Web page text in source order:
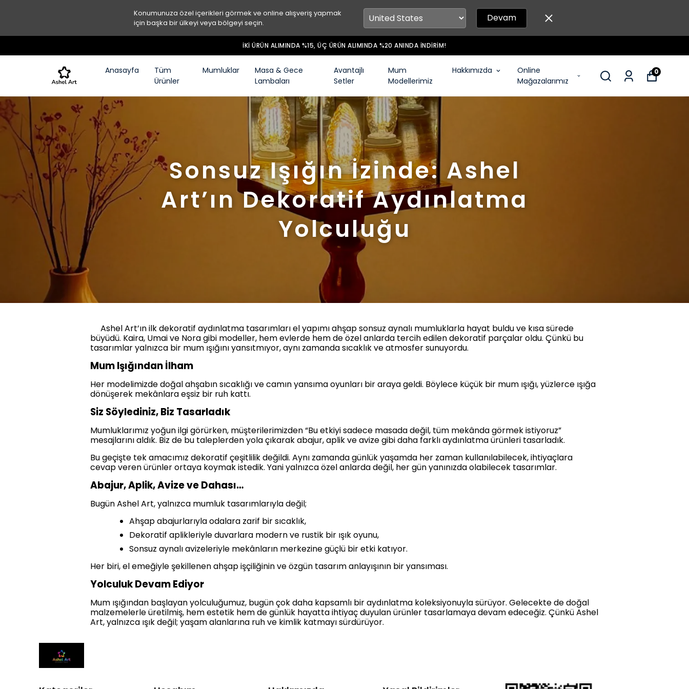
Konumunuza özel içerikleri görmek ve online alışveriş yapmak
için başka bir ülkeyi veya bölgeyi seçin.
Devam
4000TL ÜZERİ SİPARİŞLERİNİZDE UMAİ MUMLUK KOŞULSUZ ŞARTSIZ HEDİYE!
Anasayfa
Tüm
Ürünler
Mumluklar
Masa & Gece
Lambaları
Avantajlı
Setler
Mum
Modellerimiz
Hakkımızda
Online
Mağazalarımız
0
Sonsuz Işığın İzinde: Ashel
Art’ın Dekoratif Aydınlatma
Yolculuğu
Ashel Art’ın ilk dekoratif aydınlatma tasarımları el yapımı ahşap sonsuz aynalı mumluklarla hayat buldu ve kısa sürede
büyüdü. Kaira, Umai ve Nora gibi modeller, hem evlerde hem de özel anlarda tercih edilen dekoratif parçalar oldu. Çünkü bu
tasarımlar yalnızca bir mum ışığını yansıtmıyor, aynı zamanda sıcaklık ve atmosfer sunuyordu.
Mum Işığından İlham
Her modelimizde doğal ahşabın sıcaklığı ve camın yansıma oyunları bir araya geldi. Böylece küçük bir mum ışığı, yüzlerce ışığa
dönüşerek mekânlara eşsiz bir ruh kattı.
Siz Söylediniz, Biz Tasarladık
Mumluklarımız yoğun ilgi görürken, müşterilerimizden “Bu etkiyi sadece masada değil, tüm mekânda görmek istiyoruz”
mesajlarını aldık. Biz de bu taleplerden yola çıkarak abajur, aplik ve avize gibi daha farklı aydınlatma ürünleri tasarladık.
Bu geçişte tek amacımız dekoratif çeşitlilik değildi. Aynı zamanda günlük yaşamda her zaman kullanılabilecek, ihtiyaçlara
cevap veren ürünler ortaya koymak istedik. Yani yalnızca özel anlarda değil, her gün yanınızda olabilecek tasarımlar.
Abajur, Aplik, Avize ve Dahası…
Bugün Ashel Art, yalnızca mumluk tasarımlarıyla değil;
Ahşap abajurlarıyla odalara zarif bir sıcaklık,
Dekoratif aplikleriyle duvarlara modern ve rustik bir ışık oyunu,
Sonsuz aynalı avizeleriyle mekânların merkezine güçlü bir etki katıyor.
Her biri, el emeğiyle şekillenen ahşap işçiliğinin ve özgün tasarım anlayışının bir yansıması.
Yolculuk Devam Ediyor
Mum ışığından başlayan yolculuğumuz, bugün çok daha kapsamlı bir aydınlatma koleksiyonuyla sürüyor. Gelecekte de doğal
malzemelerle üretilmiş, hem estetik hem de günlük hayatta ihtiyaç duyulan ürünler tasarlamaya devam edeceğiz. Çünkü Ashel
Art, yalnızca ışık değil; yaşam alanlarına ruh ve kimlik katmayı sürdürüyor.